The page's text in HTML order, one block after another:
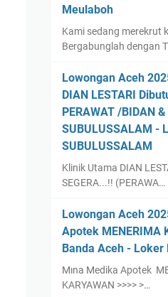
Meulaboh
Kami sedang merekrut
Bergabunglah dengan
Lowongan Aceh
DIAN LESTARI
PERAWAT /BIDAN
SUBULUSSALAM -
SUBULUSSALAM
Klinik Utama DIAN
SEGERA...!! (PERAWA…
Lowongan Aceh
Apotek MENERIMA
Banda Aceh - Loker
Mına Medika Apotek
KARYAWAN >>>> >…